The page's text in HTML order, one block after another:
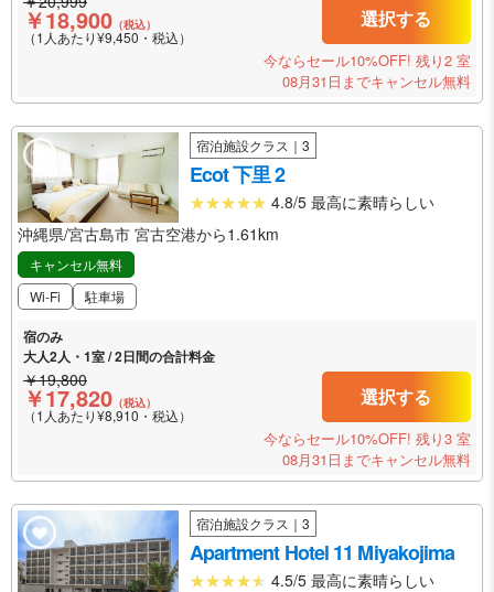
￥18,900 （税込）
（1人あたり¥9,450・税込）
選択する
今ならセール10%OFF! 残り2 室
08月31日までキャンセル無料
宿泊施設クラス｜3
Ecot 下里 2
4.8/5 最高に素晴らしい
沖縄県/宮古島市 宮古空港から1.61km
キャンセル無料
Wi-Fi
駐車場
宿のみ
大人2人・1室 / 2日間の合計料金
￥19,800
￥17,820 （税込）
（1人あたり¥8,910・税込）
選択する
今ならセール10%OFF! 残り3 室
08月31日までキャンセル無料
宿泊施設クラス｜3
Apartment Hotel 11 Miyakojima
4.5/5 最高に素晴らしい